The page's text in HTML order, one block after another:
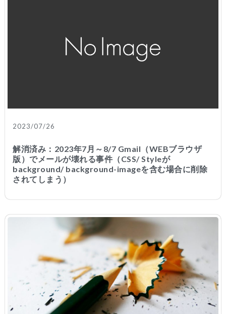
2023/07/26
解消済み：2023年7月～8/7 Gmail（WEBブラウザ
版）でメールが壊れる事件（CSS/ Styleが
background/ background-imageを含む場合に削除
されてしまう）